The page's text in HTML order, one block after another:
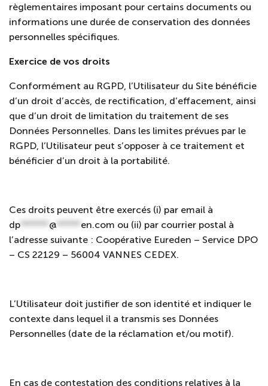
règlementaires imposant pour certains documents ou
informations une durée de conservation des données
personnelles spécifiques.
Exercice de vos droits
Conformément au RGPD, l’Utilisateur du Site bénéficie
d’un droit d’accès, de rectification, d’effacement, ainsi
que d’un droit de limitation du traitement de ses
Données Personnelles. Dans les limites prévues par le
RGPD, l’Utilisateur peut s’opposer à ce traitement et
bénéficier d’un droit à la portabilité.
Ces droits peuvent être exercés (i) par email à
dp ****** @ ***** en.com ou (ii) par courrier postal à
l’adresse suivante : Coopérative Eureden – Service DPO
– CS 22129 – 56004 VANNES CEDEX.
L’Utilisateur doit justifier de son identité et indiquer le
contexte dans lequel il a transmis ses Données
Personnelles (date de la réclamation et/ou motif).
En cas de contestation des conditions relatives à la